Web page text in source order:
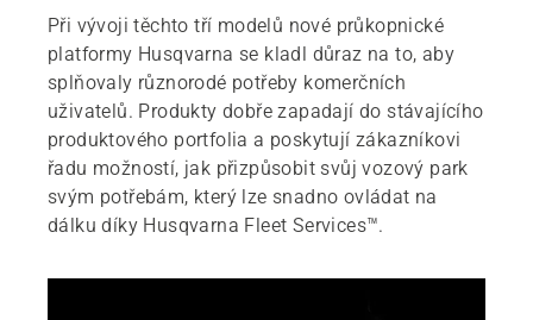
Při vývoji těchto tří modelů nové průkopnické
platformy Husqvarna se kladl důraz na to, aby
splňovaly různorodé potřeby komerčních
uživatelů. Produkty dobře zapadají do stávajícího
produktového portfolia a poskytují zákazníkovi
řadu možností, jak přizpůsobit svůj vozový park
svým potřebám, který lze snadno ovládat na
dálku díky Husqvarna Fleet Services™.